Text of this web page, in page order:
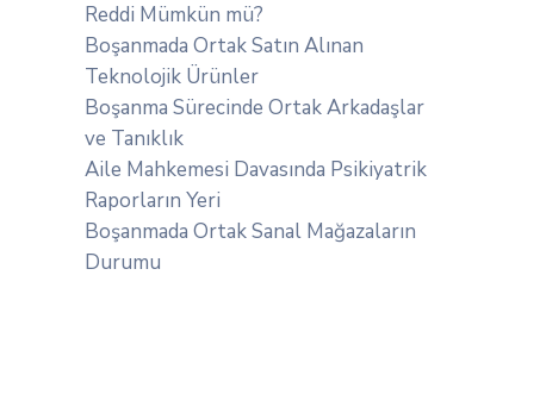
Reddi Mümkün mü?
Boşanmada Ortak Satın Alınan
Teknolojik Ürünler
Boşanma Sürecinde Ortak Arkadaşlar
ve Tanıklık
Aile Mahkemesi Davasında Psikiyatrik
Raporların Yeri
Boşanmada Ortak Sanal Mağazaların
Durumu